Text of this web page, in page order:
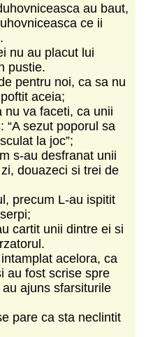
au baut,
ce ii
nu au placut lui
pustie.
pentru noi, ca sa nu
aceia;
nu va faceti, ca unii
“A sezut poporul sa
la joc”;
s-au desfranat unii
douazeci si trei de
precum L-au ispitit
cartit unii dintre ei si
acelora, ca
au fost scrise spre
ajuns sfarsiturile
pare ca sta neclintit